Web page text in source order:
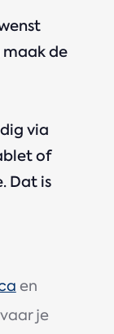
de
via
of
Dat is
en
je